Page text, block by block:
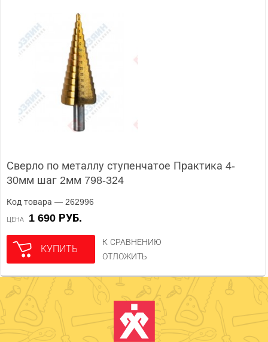
Сверло по металлу ступенчатое Практика 4-
30мм шаг 2мм 798-324
Код товара — 262996
ЦЕНА 1 690 РУБ.
КУПИТЬ
К СРАВНЕНИЮ
ОТЛОЖИТЬ